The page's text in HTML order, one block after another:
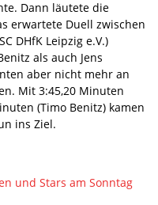
Dann läutete die
erwartete Duell zwischen
DHfK Leipzig e.V.)
als auch Jens
aber nicht mehr an
Mit 3:45,20 Minuten
(Timo Benitz) kamen
ins Ziel.
und Stars am Sonntag